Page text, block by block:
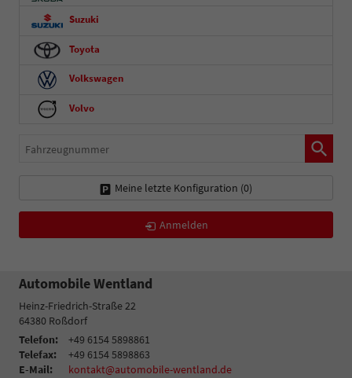
Suzuki
Toyota
Volkswagen
Volvo
Fahrzeugnummer
Meine letzte Konfiguration (0)
Anmelden
Automobile Wentland
Heinz-Friedrich-Straße 22
64380 Roßdorf
Telefon:
+49 6154 5898861
Telefax:
+49 6154 5898863
E-Mail:
kontakt@automobile-wentland.de